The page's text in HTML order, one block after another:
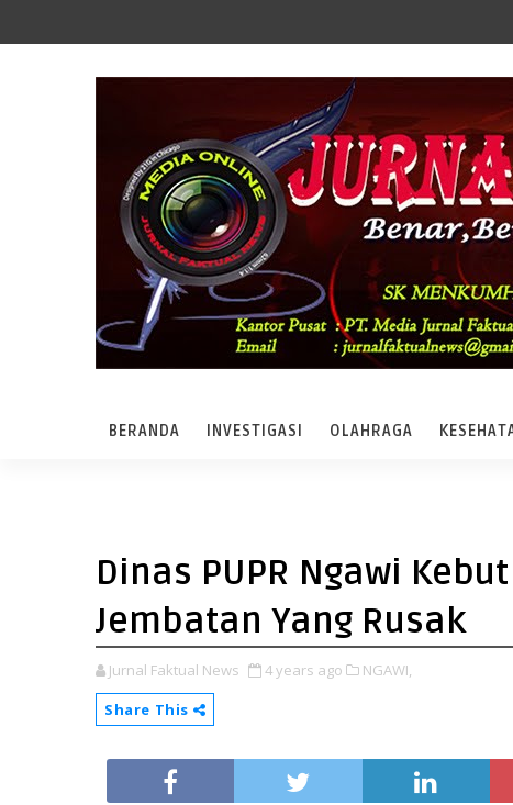
BERANDA INVESTIGASI OLAHRAGA
Dinas PUPR Ngawi
Jembatan Yang Rusak
Jurnal Faktual News 4 years ago
NGAWI,
Share This